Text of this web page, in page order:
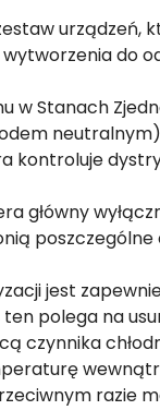
urządzeń,
do
w Stanach
kontroluje
główny
poszczególne
jest
polega na
czynnika
razie